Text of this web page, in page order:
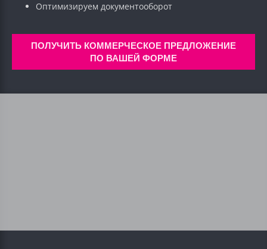
Оптимизируем документооборот
ПОЛУЧИТЬ КОММЕРЧЕСКОЕ ПРЕДЛОЖЕНИЕ
ПО ВАШЕЙ ФОРМЕ